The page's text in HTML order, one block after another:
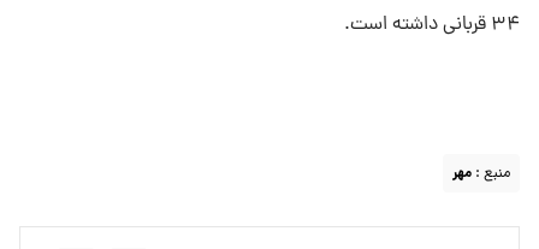
۳۴ قربانی داشته است.
منبع : مهر